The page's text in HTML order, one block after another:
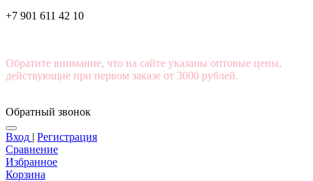
+7 901 611 42 10
Обратите внимание, что на сайте указаны оптовые цены,
действующие при первом заказе от 3000 рублей.
Обратный звонок
Вход | Регистрация
Сравнение
Избранное
Корзина